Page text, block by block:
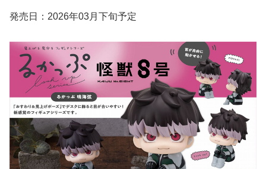
発売日：2026年03月下旬予定